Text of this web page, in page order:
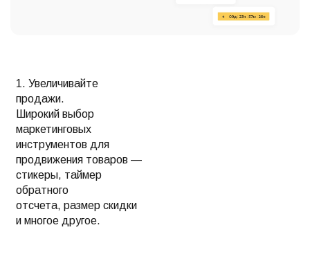
1. Увеличивайте
продажи.
Широкий выбор
маркетинговых
инструментов для
продвижения товаров —
стикеры, таймер
обратного
отсчета, размер скидки
и многое другое.